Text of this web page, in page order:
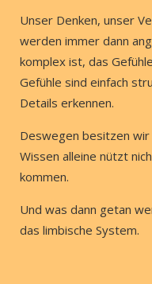
Unser Denken, unser
werden immer dann
komplex ist, das
Gefühle sind einfach
Details erkennen.
Deswegen besitzen
Wissen alleine nützt
kommen.
Und was dann getan
das limbische System.